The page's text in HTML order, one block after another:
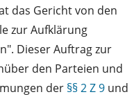
das Gericht von den
zur Aufklärung
Dieser Auftrag zur
den Parteien und
der §§ 2 Z 9 und